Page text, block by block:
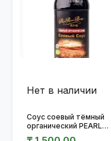
Нет в наличии
Соус соевый тёмный
органический PEARL